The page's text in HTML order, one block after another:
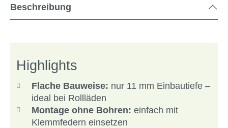
Beschreibung
Highlights
Flache Bauweise: nur 11 mm Einbautiefe –
ideal bei Rollläden
Montage ohne Bohren: einfach mit
Klemmfedern einsetzen